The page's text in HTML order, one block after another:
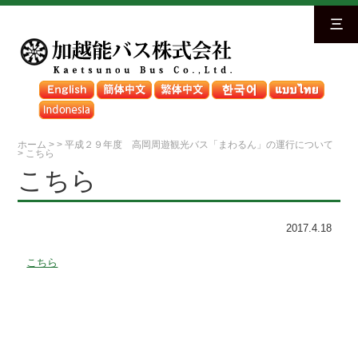
三
ホーム >>平成２９年度 高岡周遊観光バス「まわるん」の運行について
> こちら
こちら
2017.4.18
こちら